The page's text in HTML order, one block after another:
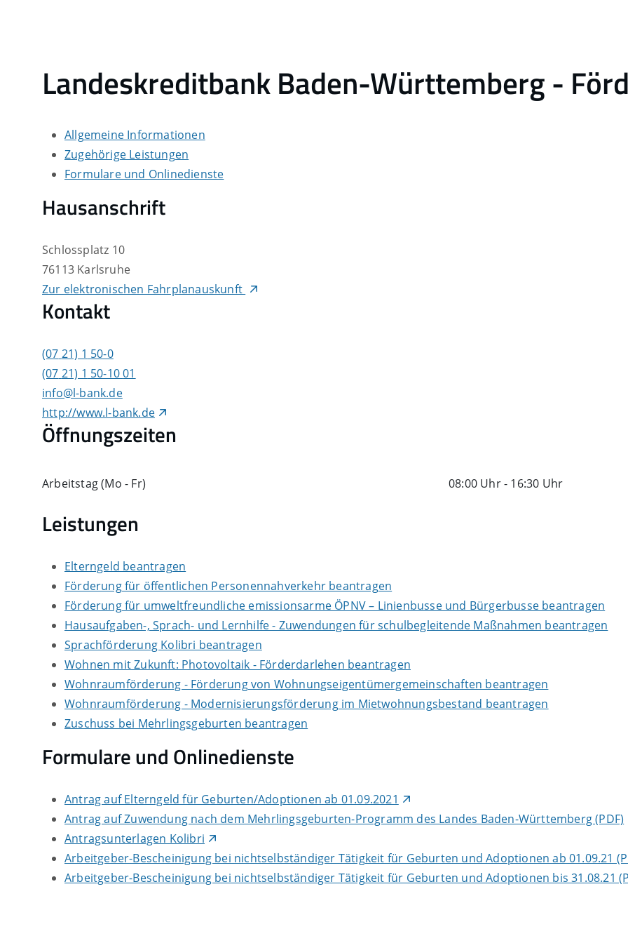
Landeskreditbank Baden-Württemberg -
Allgemeine Informationen
Zugehörige Leistungen
Formulare und Onlinedienste
Hausanschrift
Schlossplatz 10
76113 Karlsruhe
Zur elektronischen Fahrplanauskunft
Kontakt
(07 21) 1 50-0
(07 21) 1 50-1001
info@l-bank.de
http://www.l-bank.de
Öffnungszeiten
Arbeitstag (Mo - Fr) 08:00 Uhr- 16:30 Uhr
Leistungen
Elterngeld beantragen
Förderung für öffentlichen Personennahverkehr beantragen
Förderung für umweltfreundliche emissionsarme ÖPNV – Linienbusse und Bürgerbusse beantragen
Hausaufgaben-, Sprach- und Lernhilfe - Zuwendungen für schulbegleitende Maßnahmen beantragen
Sprachförderung Kolibri beantragen
Wohnen mit Zukunft: Photovoltaik - Förderdarlehen beantragen
Wohnraumförderung - Förderung von Wohnungseigentümergemeinschaften beantragen
Wohnraumförderung - Modernisierungsförderung im Mietwohnungsbestand beantragen
Zuschuss bei Mehrlingsgeburten beantragen
Formulare und Onlinedienste
Antrag auf Elterngeld für Geburten/Adoptionen ab 01.09.2021
Antrag auf Zuwendung nach dem Mehrlingsgeburten-Programm des Landes Baden-Württemberg (PDF)
Antragsunterlagen Kolibri
Arbeitgeber-Bescheinigung bei nichtselbständiger Tätigkeit für Geburten und Adoptionen ab 01.09.21
Arbeitgeber-Bescheinigung bei nichtselbständiger Tätigkeit für Geburten und Adoptionen bis 31.08.21